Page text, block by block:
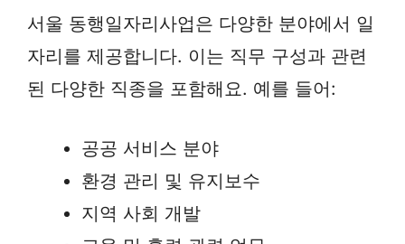
서울 동행일자리사업은 다양한 분야에서 일
자리를 제공합니다. 이는 직무 구성과 관련
된 다양한 직종을 포함해요. 예를 들어:
공공 서비스 분야
환경 관리 및 유지보수
지역 사회 개발